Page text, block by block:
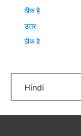
ठीक है
उत्तर
ठीक है
Hindi